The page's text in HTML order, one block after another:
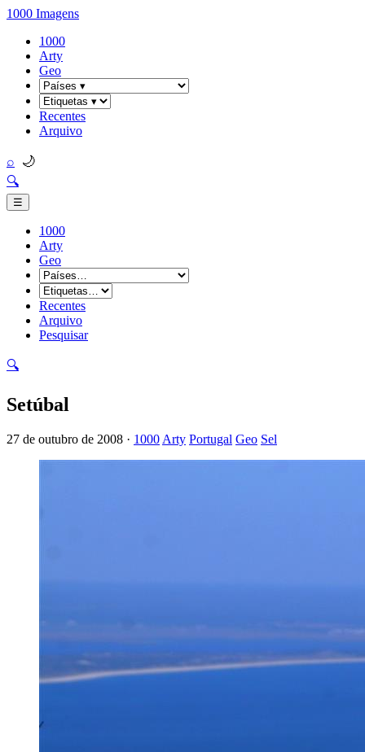
1000 Imagens
1000
Arty
Geo
Recentes
Arquivo
⌕ 🌙
🔍
☰
1000
Arty
Geo
Recentes
Arquivo
Pesquisar
🔍
Setúbal
27 de outubro de 2008 · 1000 Arty Portugal Geo Sel